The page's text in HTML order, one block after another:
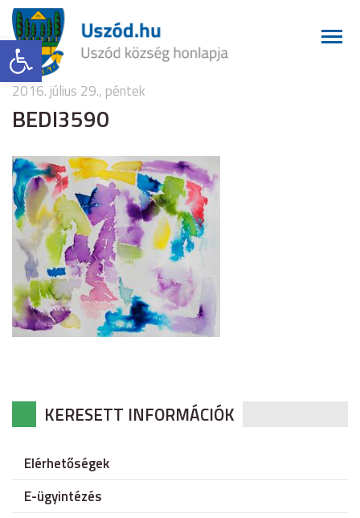
Eszköztár megnyitása
2016. július 29., péntek
BEDI3590
KERESETT INFORMÁCIÓK
Elérhetőségek
E-ügyintézés